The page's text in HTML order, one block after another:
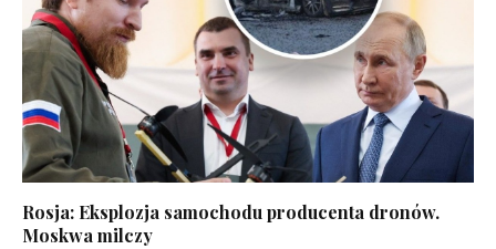
Rosja: Eksplozja samochodu producenta dronów.
Moskwa milczy